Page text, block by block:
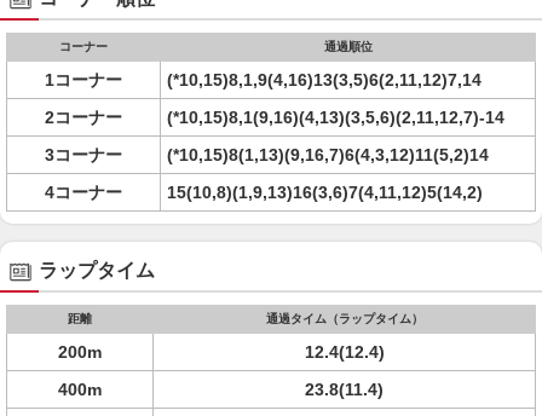
コーナー 通過順位
1コーナー
(*10,15)8,1,9(4,16)13(3,5)6(2,11,12)7,14
2コーナー
(*10,15)8,1(9,16)(4,13)(3,5,6)(2,11,12,7)-14
3コーナー
(*10,15)8(1,13)(9,16,7)6(4,3,12)11(5,2)14
4コーナー
15(10,8)(1,9,13)16(3,6)7(4,11,12)5(14,2)
ラップタイム
距離 通過タイム（ラップタイム）
200m
12.4(12.4)
400m
23.8(11.4)